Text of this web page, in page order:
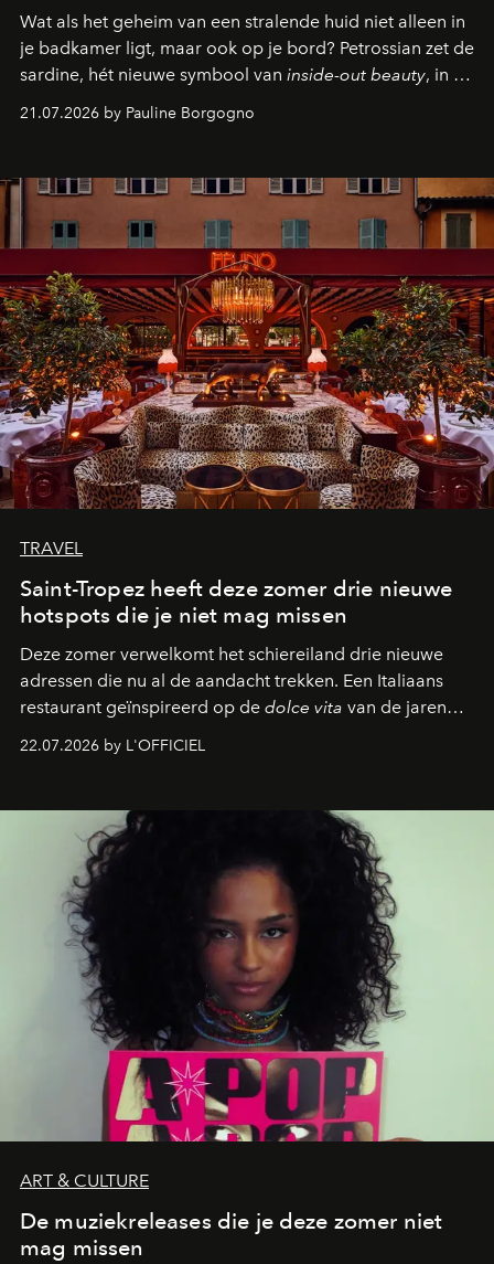
Wat als het geheim van een stralende huid niet alleen in
je badkamer ligt, maar ook op je bord? Petrossian zet de
sardine, hét nieuwe symbool van inside-out beauty, in de
kijker met twee gastronomische creaties.
21.07.2026 by Pauline Borgogno
TRAVEL
Saint-Tropez heeft deze zomer drie nieuwe
hotspots die je niet mag missen
Deze zomer verwelkomt het schiereiland drie nieuwe
adressen die nu al de aandacht trekken. Een Italiaans
restaurant geïnspireerd op de dolce vita van de jaren
zestig, een Japanse hotspot die na zonsondergang
verandert in een bruisende ontmoetingsplek en de
neerstrijkt in Saint-Tropez. Dit zijn de nieuwe adressen
die deze zomer de toon zetten, van lange lunches tot
zwoele nachten.
22.07.2026 by L'OFFICIEL
ART & CULTURE
De muziekreleases die je deze zomer niet
mag missen